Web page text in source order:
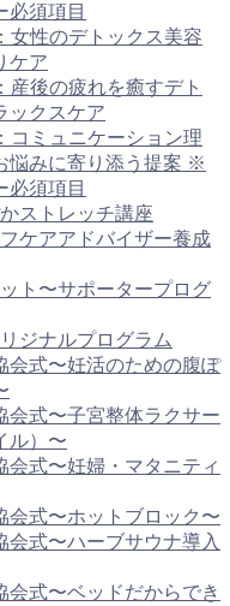
必須項目
女性のデトックス美容
ケア
産後の疲れを癒すデト
ックスケア
コミュニケーション理
悩みに寄り添う提案 ※
必須項目
ストレッチ講座
ケアアドバイザー養成
ト〜サポータープログ
ジナルプログラム
会式〜妊活のための腹ぽ
会式〜子宮整体ラクサー
ル）〜
会式〜妊婦・マタニティ
会式〜ホットブロック〜
会式〜ハーブサウナ導入
会式〜ベッドだからでき